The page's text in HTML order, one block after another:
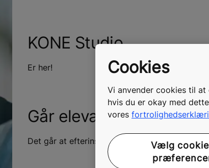
KONE Studio
Er her!
Går elevatoren ikke hele
Det går at efterinstallere en elevator i de
Cookies
Vi anvender cookies til
hvis du er okay med
vores
Vælg